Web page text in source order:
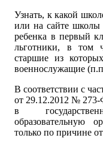
Узнать, к какой
или на сайте школы
ребенка в первый
льготники, в том
старшие из
военнослужащие
В соответствии с
от 29.12.2012 №
в
образовательную
только по причине